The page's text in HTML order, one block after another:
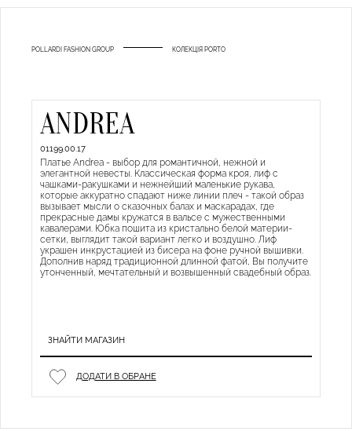
POLLARDI FASHION GROUP КОЛЕКЦІЯ PORTO
ANDREA
01199.00.17
Платье Andrea - выбор для романтичной, нежной и
элегантной невесты. Классическая форма кроя, лиф с
чашками-ракушками и нежнейший маленькие рукава,
которые аккуратно спадают ниже линии плеч - такой образ
вызывает мысли о сказочных балах и маскарадах, где
прекрасные дамы кружатся в вальсе с мужественными
кавалерами. Юбка пошита из кристально белой материи-
сетки, выглядит такой вариант легко и воздушно. Лиф
украшен инкрустацией из бисера на фоне ручной вышивки.
Дополнив наряд традиционной длинной фатой, Вы получите
утонченный, мечтательный и возвышенный свадебный образ.
ЗНАЙТИ МАГАЗИН
ДОДАТИ В ОБРАНЕ